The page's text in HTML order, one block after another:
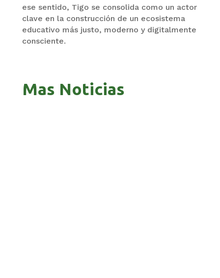
ese sentido, Tigo se consolida como un actor
clave en la construcción de un ecosistema
educativo más justo, moderno y digitalmente
consciente.
Mas Noticias